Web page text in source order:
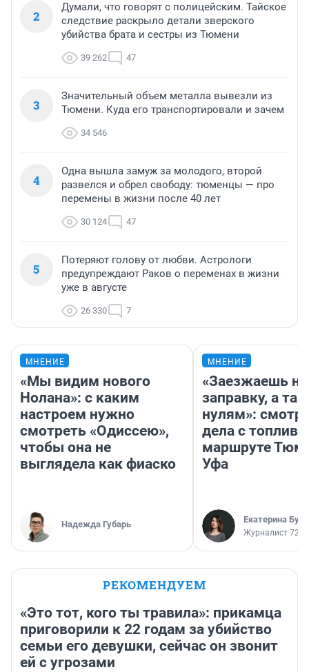
2
Думали, что говорят с полицейским. Тайское
следствие раскрыло детали зверского
убийства брата и сестры из Тюмени
39 262 47
3
Значительный объем металла вывезли из
Тюмени. Куда его транспортировали и зачем
34 546
4
Одна вышла замуж за молодого, второй
развелся и обрел свободу: тюменцы — про
перемены в жизни после 40 лет
30 124 47
5
Потеряют голову от любви. Астрологи
предупреждают Раков о переменах в жизни
уже в августе
26 330 7
МНЕНИЕ
«Мы видим нового
Нолана»: с каким
настроем нужно
смотреть «Одиссею»,
чтобы она не
выглядела как фиаско
Надежда Губарь
МНЕНИЕ
«Заезжаешь на
заправку, а
нулям»:
дела с
маршруте
Уфа
Екатерина
Журналист
РЕКОМЕНДУЕМ
«Это тот, кого ты травила»: прикамца
приговорили к 22 годам за убийство
семьи его девушки, сейчас он звонит
ей с угрозами